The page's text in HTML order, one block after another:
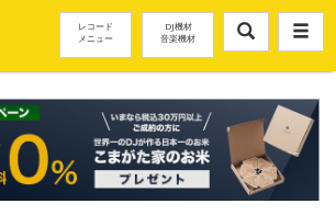
レコード
メニュー
DJ機材
音楽機材